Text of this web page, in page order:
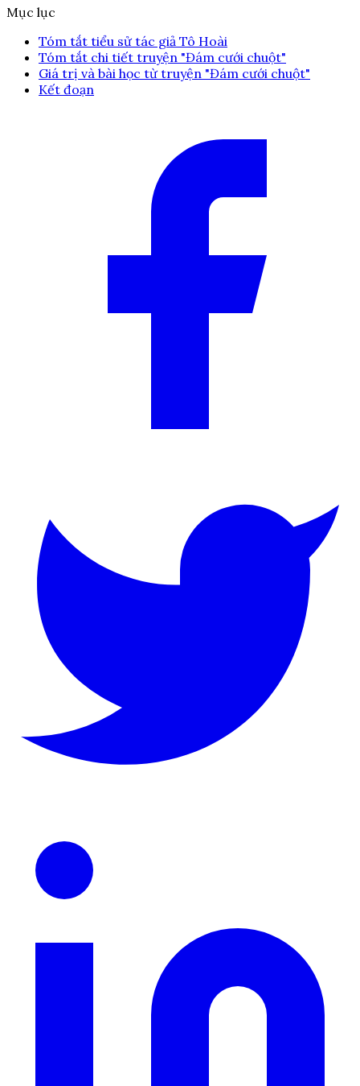
Mục lục
Tóm tắt tiểu sử tác giả Tô Hoài
Tóm tắt chi tiết truyện "Đám cưới chuột"
Giá trị và bài học từ truyện "Đám cưới chuột"
Kết đoạn